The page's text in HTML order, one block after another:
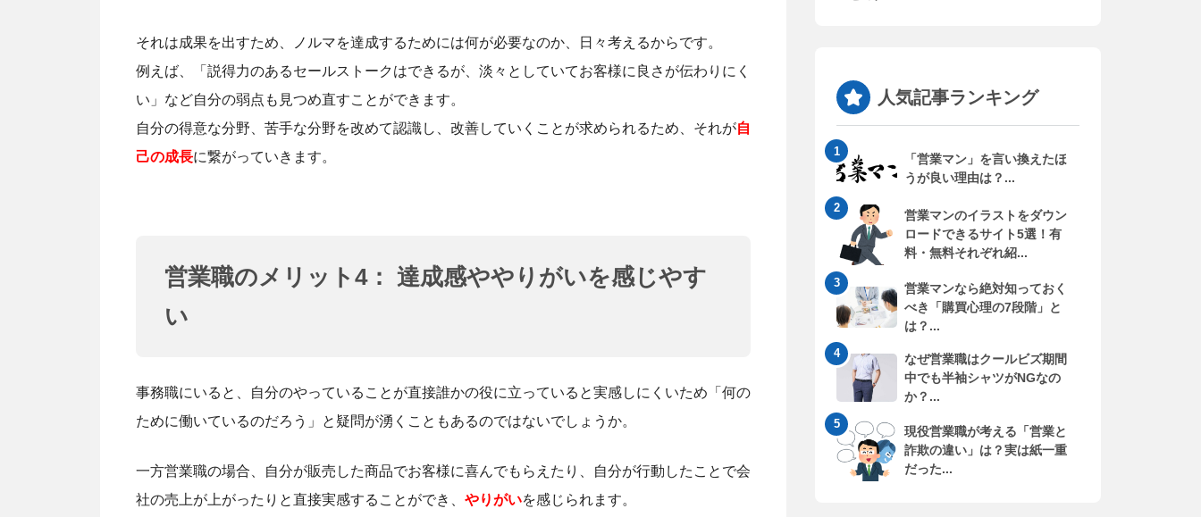
それは成果を出すため、ノルマを達成するためには何が必要なのか、日々考えるからです。
例えば、「説得力のあるセールストークはできるが、淡々としていてお客様に良さが伝わりにく
い」など自分の弱点も見つめ直すことができます。
自分の得意な分野、苦手な分野を改めて認識し、改善していくことが求められるため、それが自
己の成長に繋がっていきます。
営業職のメリット4： 達成感ややりがいを感じやす
い
事務職にいると、自分のやっていることが直接誰かの役に立っていると実感しにくいため「何の
ために働いているのだろう」と疑問が湧くこともあるのではないでしょうか。
一方営業職の場合、自分が販売した商品でお客様に喜んでもらえたり、自分が行動したことで会
社の売上が上がったりと直接実感することができ、 やりがいを感じられます。
人気記事ランキング
「営業マン」を言い換えたほ
うが良い理由は？...
営業マンのイラストをダウン
ロードできるサイト5選！有
料・無料それぞれ紹...
営業マンなら絶対知っておく
べき「購買心理の7段階」と
は？...
なぜ営業職はクールビズ期間
中でも半袖シャツがNGなの
か？...
現役営業職が考える「営業と
詐欺の違い」は？実は紙一重
だった...